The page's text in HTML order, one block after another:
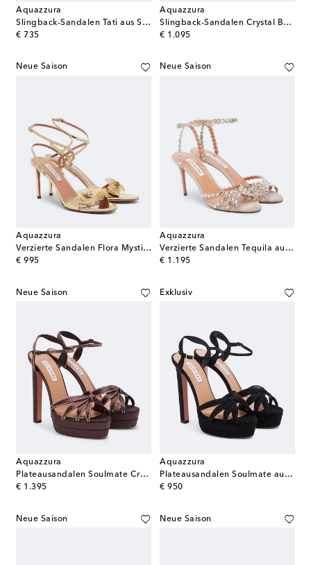
Aquazzura
Slingback-Sandalen Tati aus Samt
€ 735
original price
Aquazzura
Slingback-Sandalen Crystal Bubble
€ 1.095
original price
Neue Saison
Aquazzura
Verzierte Sandalen Flora Mystica
€ 995
original price
Neue Saison
Aquazzura
Verzierte Sandalen Tequila aus Veloursleder
€ 1.195
original price
Neue Saison
Aquazzura
Plateausandalen Soulmate Crystal aus Satin
€ 1.395
original price
Exklusiv
Aquazzura
Plateausandalen Soulmate aus Veloursleder
€ 950
original price
Neue Saison Neue Saison